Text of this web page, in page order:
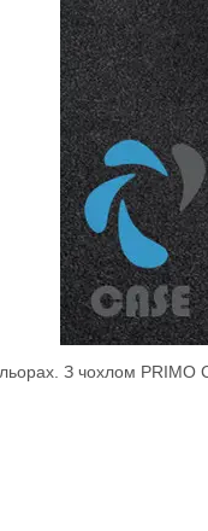
З чохлом PRIMO